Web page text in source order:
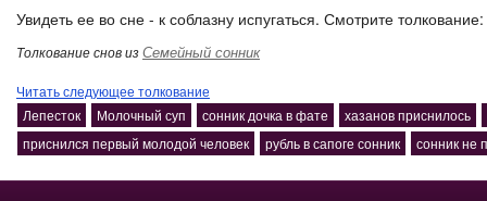
Увидеть ее во сне - к соблазну испугаться. Смотрите
Толкование снов изСемейный сонник
Читать следующее толкование
Лепесток
Молочный суп сонник дочка в фате
хазанов приснилось
приснился первый молодой человек
рубль в сапоге сонник сонник не